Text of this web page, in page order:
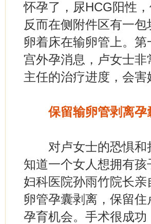
怀孕了，尿HCG阳性
反而在侧附件区有一
卵着床在输卵管上。
宫外孕消息，卢女士
主任的治疗进度，会
保留输卵管剥离
对卢女士的恐惧和
知道一个女人想拥有
妇科医院孙雨竹院长
卵管孕囊剥离，保留
孕育机会。手术很成